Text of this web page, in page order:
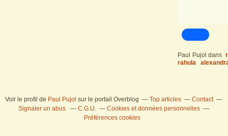
Paul Pujol dans
rahula
Voir le profil de Paul Pujol sur le portail Overblog Top articles
Contact
Signaler un abus
C.G.U.
Cookies et données personnelles
Préférences cookies